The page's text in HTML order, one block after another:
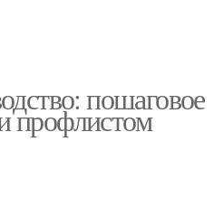
пошаговое
профлистом